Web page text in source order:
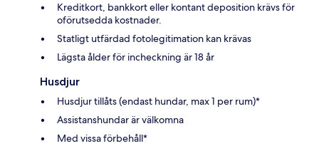
Kreditkort, bankkort eller kontant deposition krävs för
oförutsedda kostnader.
Statligt utfärdad fotolegitimation kan krävas
Lägsta ålder för incheckning är 18 år
Husdjur
Husdjur tillåts (endast hundar, max 1 per rum)*
Assistanshundar är välkomna
Med vissa förbehåll*